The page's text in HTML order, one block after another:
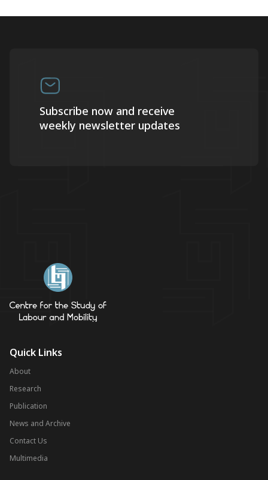
Subscribe now and receive
weekly newsletter updates
Quick Links
About
Research
Publication
News and Archive
Contact Us
Multimedia